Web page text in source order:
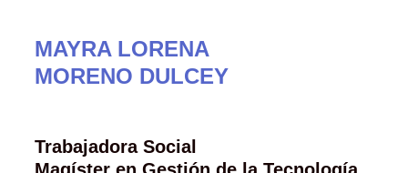
MAYRA LORENA
MORENO DULCEY
Trabajadora Social